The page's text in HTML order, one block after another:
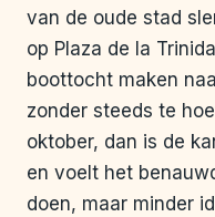
van de oude stad
op Plaza de la
boottocht maken
zonder steeds te
oktober, dan is de
en voelt het
doen, maar minder